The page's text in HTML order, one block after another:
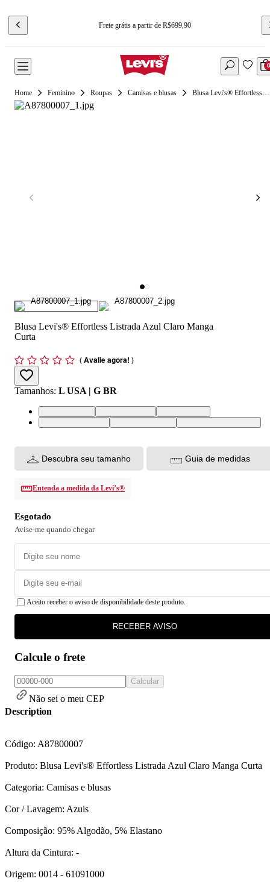
Frete grátis a partir de R$699,90
0
Feminino Roupas Camisas e blusas Blusa Levi's® Effortless Listrada Azul Claro Manga Curta
Blusa Levi's® Effortless Listrada Azul Claro Manga
Curta
(Avalie agora! )
Tamanhos: L USA | G BR
L USA | G BRM USA | M BRS USA | P BR
XL USA | GG BRXS USA | PP BRXXL USA | EGG BR
Descubra seu tamanho Guia de medidas
Entenda a medida da Levi’s®
Esgotado
Avise-me quando chegar
Aceito receber o aviso de disponibilidade deste produto.
RECEBER AVISO
Calcule o frete
Calcular
Não sei o meu CEP
Description
Código: A87800007
Produto: Blusa Levi's® Effortless Listrada Azul Claro Manga Curta
Categoria: Camisas e blusas
Cor / Lavagem: Azuis
Composição: 95% Algodão, 5% Elastano
Altura da Cintura: -
Origem: 0014 - 61091000